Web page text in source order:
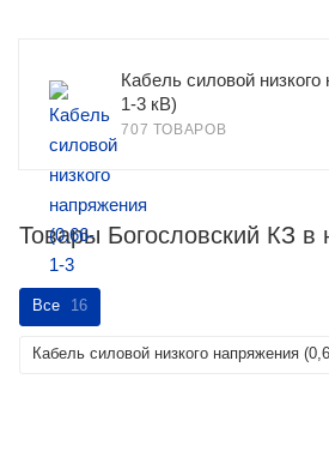
Кабель силовой
1-3 кВ)
707 ТОВАРОВ
Товары Богословский КЗ в
Все 16
Кабель силовой низкого напряжения